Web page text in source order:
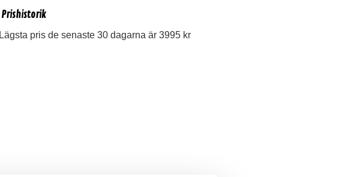
Prishistorik
Lägsta pris de senaste 30 dagarna är 3995 kr